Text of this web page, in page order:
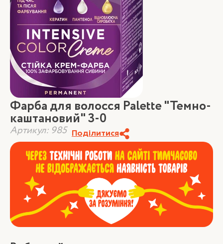
Фарба для волосся Palette "Темно-
каштановий" 3-0
Артикул: 985 Поділитися